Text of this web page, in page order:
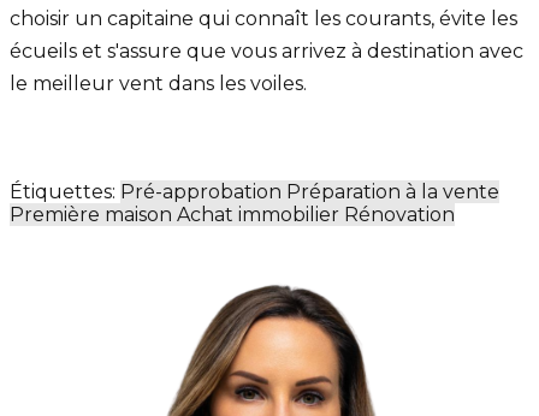
choisir un capitaine qui connaît les courants, évite les
écueils et s'assure que vous arrivez à destination avec
le meilleur vent dans les voiles.
Étiquettes: Pré-approbation Préparation à la vente
Première maison Achat immobilier Rénovation